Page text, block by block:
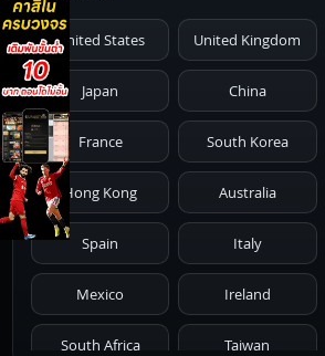
1986 1985 1984
1981 1980 1979
1976 1975 1974
1971 1970 1969
1966 1965 1964
1959
United States United Kingdom
Japan China
France South Korea
Hong Kong Australia
Spain Italy
Mexico Ireland
South Africa Taiwan